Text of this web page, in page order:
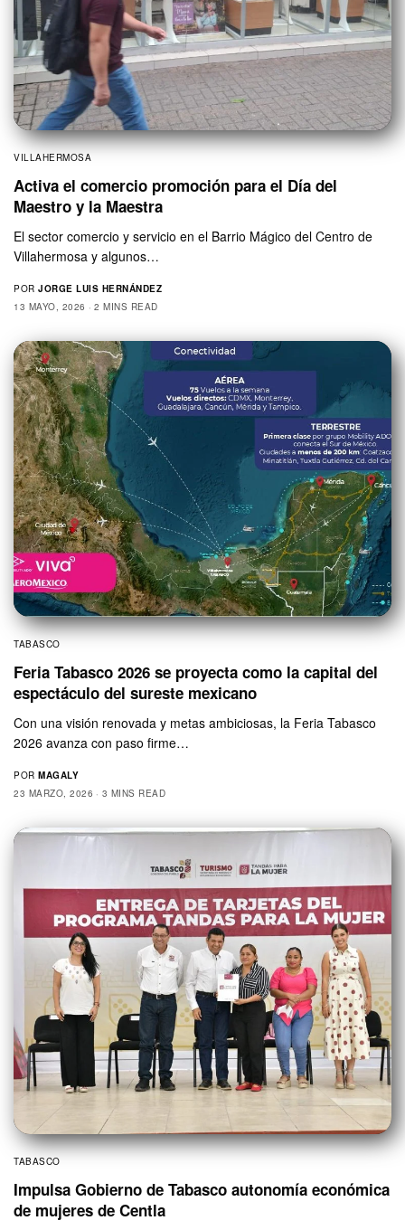
VILLAHERMOSA
Activa el comercio promoción para el Día del
Maestro y la Maestra
El sector comercio y servicio en el Barrio Mágico del Centro de
Villahermosa y algunos…
POR JORGE LUIS HERNÁNDEZ
13 MAYO, 2026
2 MINS READ
TABASCO
Feria Tabasco 2026 se proyecta como la capital del
espectáculo del sureste mexicano
Con una visión renovada y metas ambiciosas, la Feria Tabasco
2026 avanza con paso firme…
POR MAGALY
23 MARZO, 2026
3 MINS READ
TABASCO
Impulsa Gobierno de Tabasco autonomía económica
de mujeres de Centla